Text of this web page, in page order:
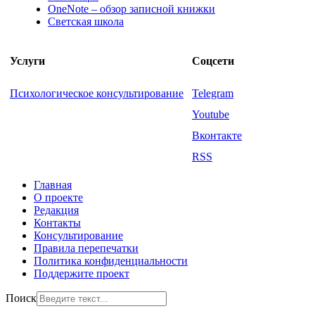
OneNote – обзор записной книжки
Светская школа
Услуги Соцсети
Психологическое консультирование
Telegram
Youtube
Вконтакте
RSS
Главная
О проекте
Редакция
Контакты
Консультирование
Правила перепечатки
Политика конфиденциальности
Поддержите проект
Поиск